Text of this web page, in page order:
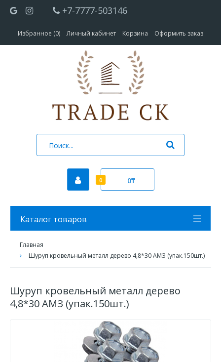
+7-7777-503146
Избранное (0) Личный кабинет Корзина Оформить заказ
0 0₸
Каталог товаров
Главная
Шуруп кровельный металл дерево 4,8*30 АМЗ (упак.150шт.)
Шуруп кровельный металл дерево
4,8*30 АМЗ (упак.150шт.)